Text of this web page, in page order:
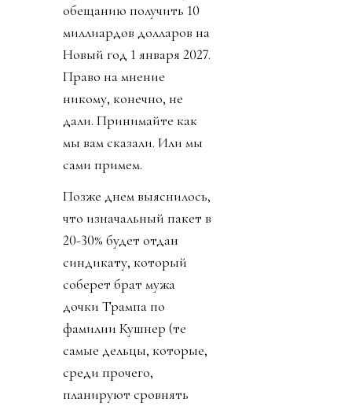
обещанию получить 10
миллиардов долларов на
Новый год 1 января 2027.
Право на мнение
никому, конечно, не
дали. Принимайте как
мы вам сказали. Или мы
сами примем.
Позже днем выяснилось,
что изначальный пакет в
20-30% будет отдан
синдикату, который
соберет брат мужа
дочки Трампа по
фамилии Кушнер (те
самые дельцы, которые,
среди прочего,
планируют сровнять